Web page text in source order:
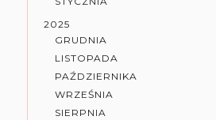
2025
GRUDNIA
LISTOPADA
PAŹDZIERNIKA
WRZEŚNIA
SIERPNIA